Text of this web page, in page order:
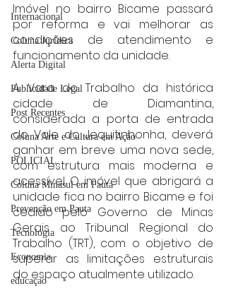
Internacional
Coluna Jurídica
Alerta Digital
Publicidade Legal
Post Recentes
Coluna Arte e Cultura em Ação
POLICIAL
Coluna Minasul em Pauta
Prevenção em Pauta
Tecnologia
Economia
educaçao
Imóvel no bairro Bicame passará
por reforma e vai melhorar as
condições de atendimento e
funcionamento da unidade.
A Vara do Trabalho da histórica
cidade de Diamantina,
considerada a porta de entrada
do Vale do Jequitinhonha, deverá
ganhar em breve uma nova sede,
com estrutura mais moderna e
acessível. O imóvel que abrigará a
unidade fica no bairro Bicame e foi
cedido pelo Governo de Minas
Gerais ao Tribunal Regional do
Trabalho (TRT), com o objetivo de
superar as limitações estruturais
do espaço atualmente utilizado.